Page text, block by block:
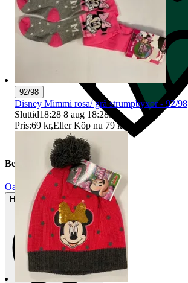
Beskrivning
Oanvänt
Helt ny och aldrig använd
92/98
Disney Mimmi rosa/ grå strumpbyxor - 92/98
Sluttid18:28 8 aug 18:28.
Pris:69 kr,Eller Köp nu 79 kr